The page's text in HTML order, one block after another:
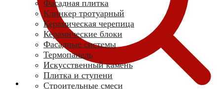
Фасадная плитка
Клинкер тротуарный
Керамическая черепица
Керамические блоки
Фасадные системы
Термопанель
Искусственный камень
Плитка и ступени
Строительные смеси